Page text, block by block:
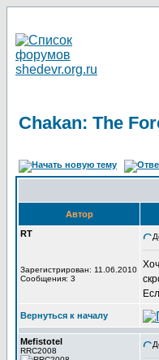
Chakan: The
Автор
RT
Зарегистрирован: 11.06.2010
Сообщения: 3
Вернуться к началу
Mefistotel
RRC2008